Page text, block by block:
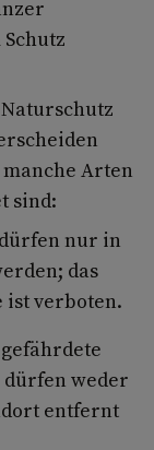
Arten
sind:
dürfen nur in
das
verboten.
dürfen weder
entfernt